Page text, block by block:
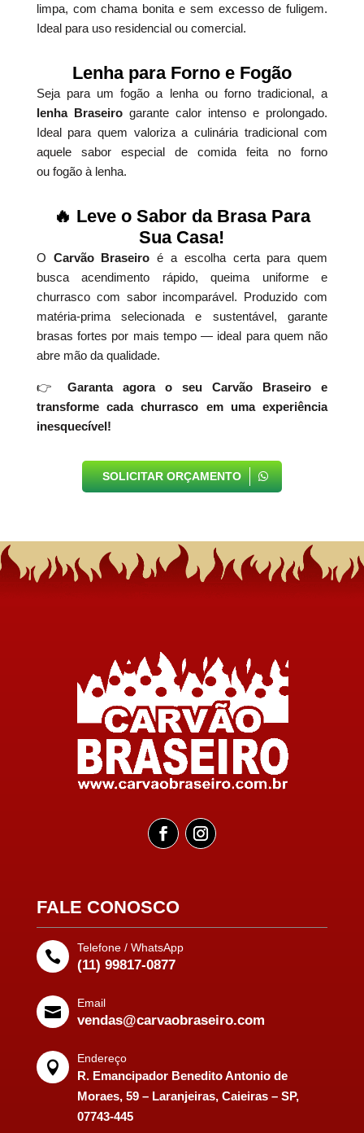
limpa, com chama bonita e sem excesso de fuligem.
Ideal para uso residencial ou comercial.
Lenha para Forno e Fogão
Seja para um fogão a lenha ou forno tradicional, a
lenha Braseirogarante calor intenso e prolongado.
Ideal para quem valoriza a culinária tradicional com
aquele sabor especial de comida feita no forno
ou fogão à lenha.
🔥 Leve o Sabor da Brasa Para
Sua Casa!
O Carvão Braseiro é a escolha certa para quem
busca acendimento rápido, queima uniforme e
churrasco com sabor incomparável. Produzido com
matéria-prima selecionada e sustentável, garante
brasas fortes por mais tempo — ideal para quem não
abre mão da qualidade.
👉
Garanta agora o seu Carvão Braseiro e
transforme cada churrasco em uma experiência
inesquecível!
SOLICITAR ORÇAMENTO
FALE CONOSCO

Telefone / WhatsApp
(11) 99817-0877

Email
vendas@carvaobraseiro.com

Endereço
R. Emancipador Benedito Antonio de
Moraes, 59 – Laranjeiras, Caieiras – SP,
07743-445